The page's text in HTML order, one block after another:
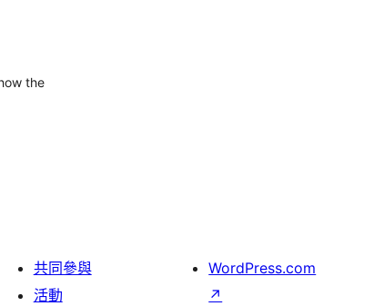
the
共同參與
活動
WordPress.com
↗